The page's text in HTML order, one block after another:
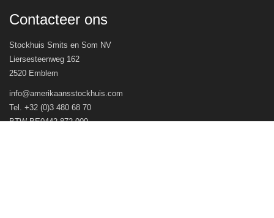
Contacteer ons
Stockhuis Smits en Som NV
Liersesteenweg 162
2520 Emblem
info@amerikaansstockhuis.com
Tel. +32 (0)3 480 68 70
BTW BE0442.872.009